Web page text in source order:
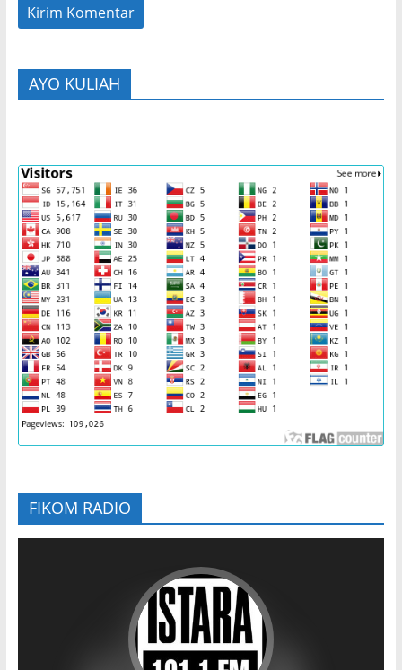
AYO KULIAH
FIKOM RADIO